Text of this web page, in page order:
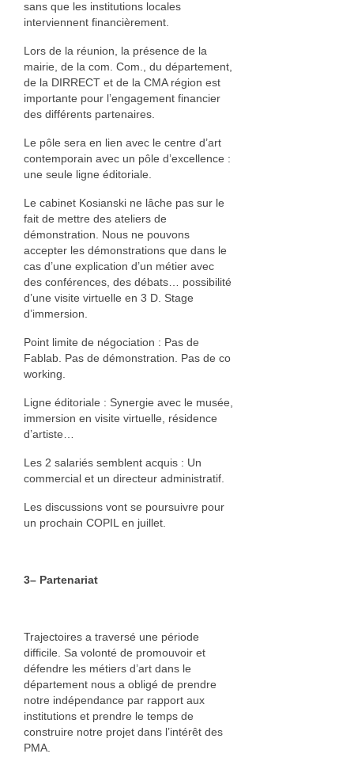
Nadia Plantier
Estampe, papier
Daniel Van Cutsem
Francine Copet
Isabelle Coorevits
Pierre Jonquières
Ameublement et décoration
Photographie
Facture instrumentale
François Rey
Fer
Catherine Ortega Nano
Luminaire
Événements
Vie de l’association
Adhérer
Comptes rendus des AG
Espace adhérent
sans que les institutions locales
interviennent financièrement.
Lors de la réunion, la présence de la
mairie, de la com. Com., du département,
de la DIRRECT et de la CMA région est
importante pour l’engagement financier
des différents partenaires.
Le pôle sera en lien avec le centre d’art
contemporain avec un pôle d’excellence :
une seule ligne éditoriale.
Le cabinet Kosianski ne lâche pas sur le
fait de mettre des ateliers de
démonstration. Nous ne pouvons
accepter les démonstrations que dans le
cas d’une explication d’un métier avec
des conférences, des débats… possibilité
d’une visite virtuelle en 3 D. Stage
d’immersion.
Point limite de négociation : Pas de
Fablab. Pas de démonstration. Pas de co
working.
Ligne éditoriale : Synergie avec le musée,
immersion en visite virtuelle, résidence
d’artiste…
Les 2 salariés semblent acquis : Un
commercial et un directeur administratif.
Les discussions vont se poursuivre pour
un prochain COPIL en juillet.
3– Partenariat
Trajectoires a traversé une période
difficile. Sa volonté de promouvoir et
défendre les métiers d’art dans le
département nous a obligé de prendre
notre indépendance par rapport aux
institutions et prendre le temps de
construire notre projet dans l’intérêt des
PMA.